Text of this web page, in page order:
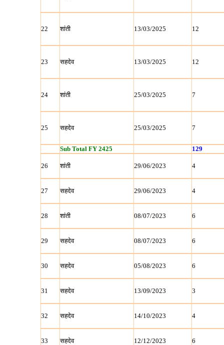
22 शांती 13/03/2025 12
23 सहदेव 13/03/2025 12
24 शांती 25/03/2025 7
25 सहदेव 25/03/2025 7
Sub Total FY 2425 129
26 शांती 29/06/2023 4
27 सहदेव 29/06/2023 4
28 शांती 08/07/2023 6
29 सहदेव 08/07/2023 6
30 सहदेव 05/08/2023 6
31 सहदेव 13/09/2023 3
32 सहदेव 14/10/2023 4
33 सहदेव 12/12/2023 6